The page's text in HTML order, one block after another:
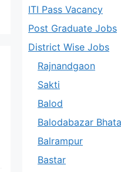
ITI Pass Vacancy
Post Graduate Jobs
District Wise Jobs
Rajnandgaon
Sakti
Balod
Balodabazar
Balrampur
Bastar